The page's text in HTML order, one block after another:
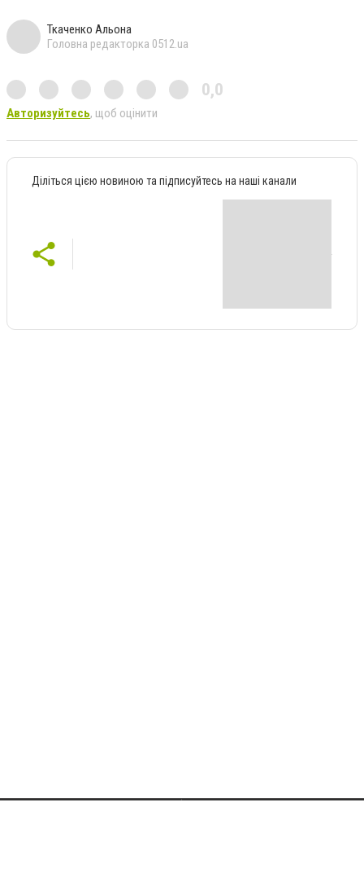
Ткаченко Альона
Головна редакторка 0512.ua
0,0
Авторизуйтесь, щоб оцінити
Діліться цією новиною та підписуйтесь на наші канали